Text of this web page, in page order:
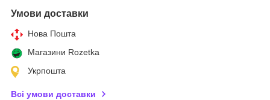
Умови доставки
Нова Пошта
Магазини Rozetka
Укрпошта
Всі умови доставки